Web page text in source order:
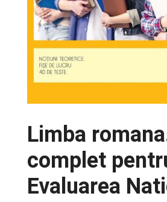
Limba
complet
Evaluarea